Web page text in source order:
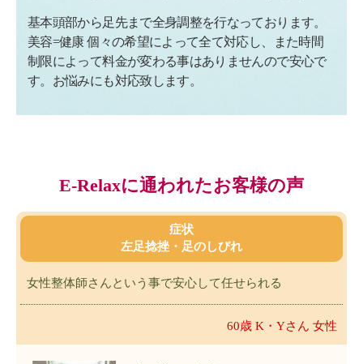
基本頭部から足先まで全身調整を行なっております。
美容=健康 個々の希望によって全て対応し、また時間
制限によって料金が変わる事はありませんので安心で
す。お悩みにも対応致します。
E-Relaxに通われたお客様の声
症状
左足捻挫・足のしびれ
女性整体師さんという事で安心して任せられる
60歳 K・Yさん 女性